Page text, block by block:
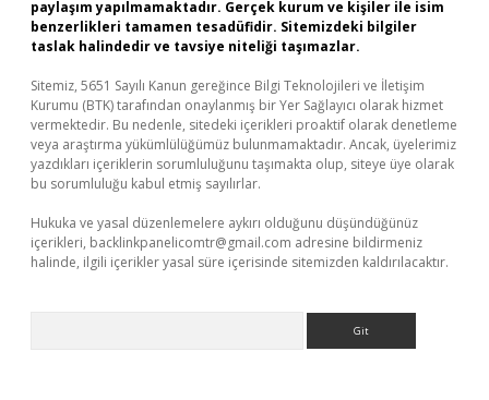
paylaşım yapılmamaktadır. Gerçek kurum ve kişiler ile isim
benzerlikleri tamamen tesadüfidir. Sitemizdeki bilgiler
taslak halindedir ve tavsiye niteliği taşımazlar.
Sitemiz, 5651 Sayılı Kanun gereğince Bilgi Teknolojileri ve İletişim
Kurumu (BTK) tarafından onaylanmış bir Yer Sağlayıcı olarak hizmet
vermektedir. Bu nedenle, sitedeki içerikleri proaktif olarak denetleme
veya araştırma yükümlülüğümüz bulunmamaktadır. Ancak, üyelerimiz
yazdıkları içeriklerin sorumluluğunu taşımakta olup, siteye üye olarak
bu sorumluluğu kabul etmiş sayılırlar.
Hukuka ve yasal düzenlemelere aykırı olduğunu düşündüğünüz
içerikleri, backlinkpanelicomtr@gmail.com adresine bildirmeniz
halinde, ilgili içerikler yasal süre içerisinde sitemizden kaldırılacaktır.